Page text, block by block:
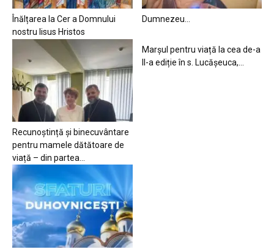
Înălțarea la Cer a Domnului
nostru Iisus Hristos
Dumnezeu…
Recunoștință și binecuvântare
pentru mamele dătătoare de
viață – din partea...
Marșul pentru viață la cea de-a
II-a ediție în s. Lucășeuca,...